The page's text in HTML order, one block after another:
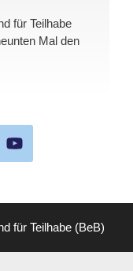
für Teilhabe
Mal den
für Teilhabe (BeB)